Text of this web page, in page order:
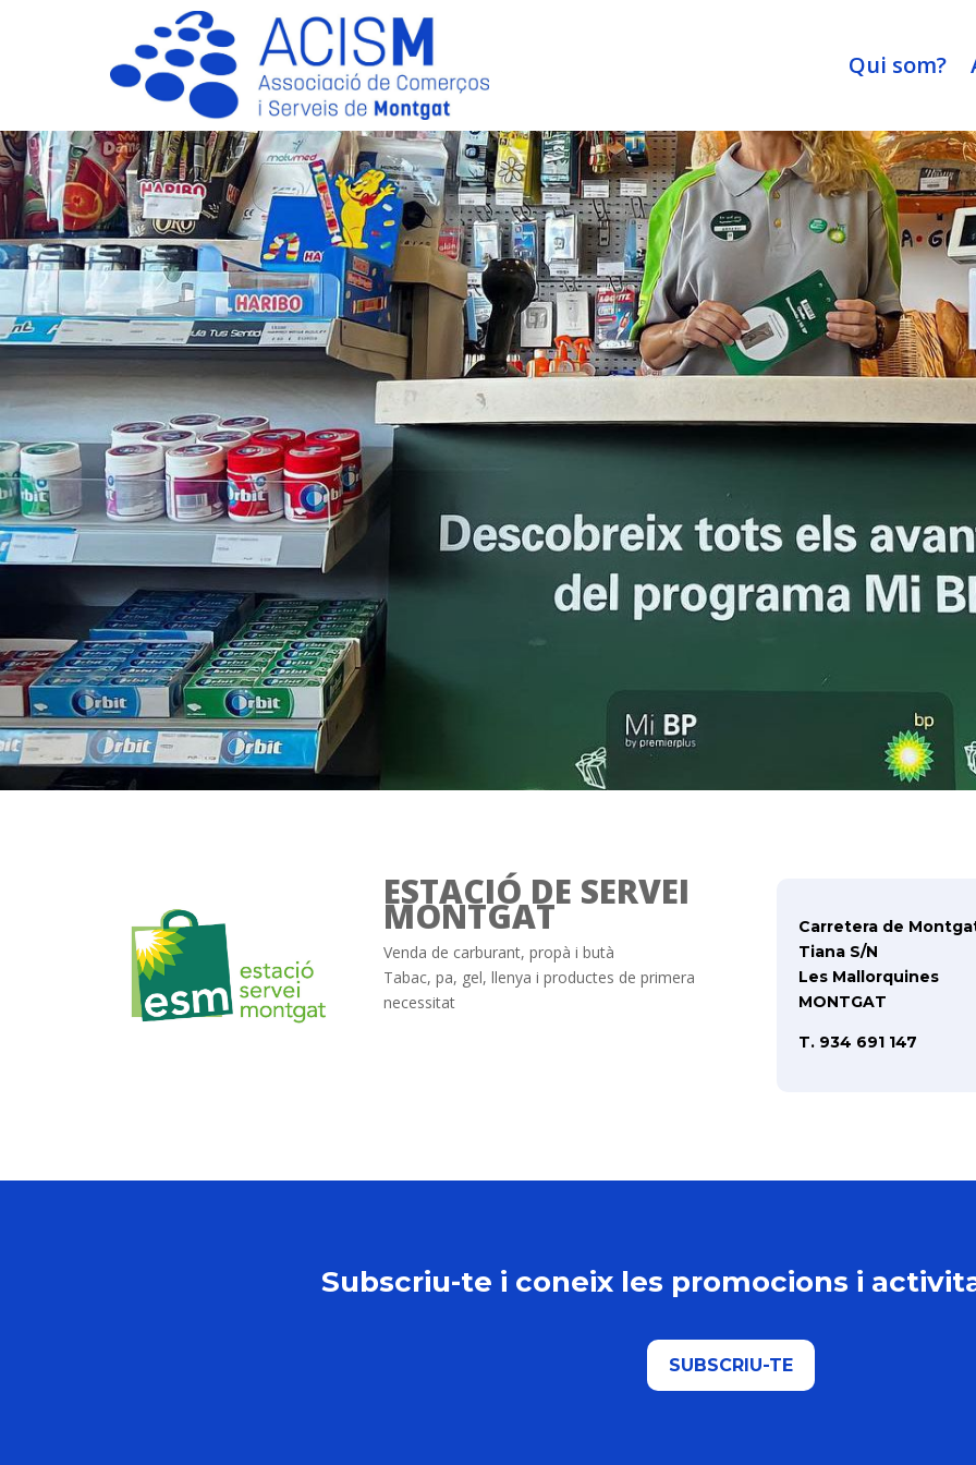
Qui som?
ESTACIÓ DE SERVEI
MONTGAT
Venda de carburant, propà i butà
Tabac, pa, gel, llenya i productes de primera
necessitat
Carretera de
Tiana S/N
Les Mallorquines
MONTGAT
T. 934 691 147
Subscriu-te i coneix les promocions i
SUBSCRIU-TE